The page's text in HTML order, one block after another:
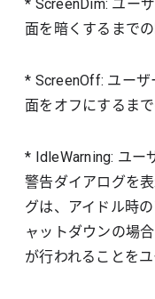
* ScreenDim: ユー
面を暗くするまでの
* ScreenOff: ユー
面をオフにするまで
* IdleWarning: ユー
警告ダイアログを
グは、アイドル時
ャットダウンの場
が行われることを